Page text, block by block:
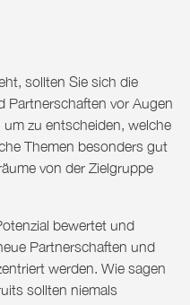
sollten Sie sich die
Partnerschaften vor Augen
zu entscheiden, welche
Themen besonders gut
von der Zielgruppe
bewertet und
Partnerschaften und
werden. Wie sagen
sollten niemals